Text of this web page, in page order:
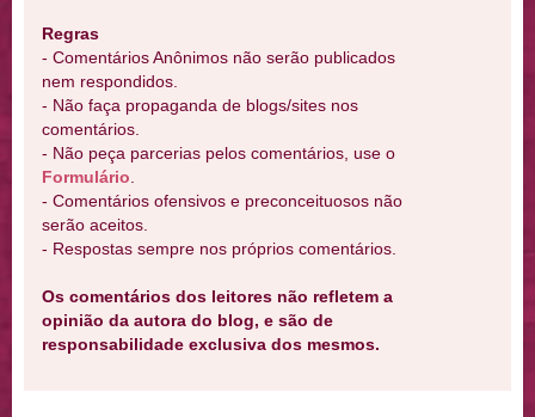
Regras
- Comentários Anônimos não serão publicados
nem respondidos.
- Não faça propaganda de blogs/sites nos
comentários.
- Não peça parcerias pelos comentários, use o
Formulário
- Comentários ofensivos e preconceituosos não
serão aceitos.
- Respostas sempre nos próprios comentários.
Os comentários dos leitores não refletem a
opinião da autora do blog, e são de
responsabilidade exclusiva dos mesmos.